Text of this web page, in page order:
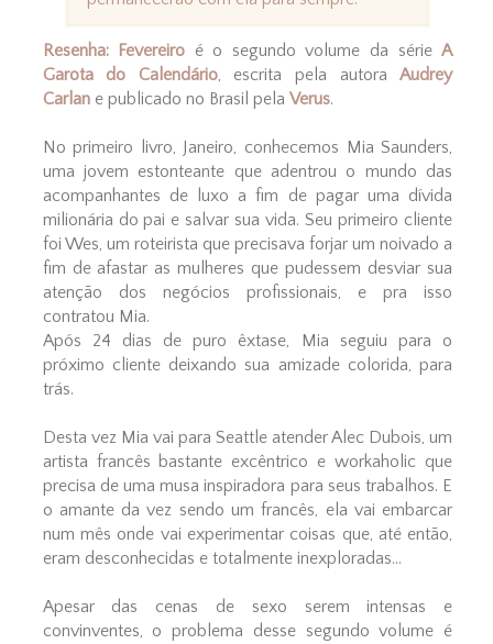
Resenha: Fevereiro é o segundo volume da sérieA
Garota do Calendário, escrita pela autoraAudrey
Carlane publicado no Brasil pela Verus.
No primeiro livro, Janeiro, conhecemos Mia Saunders,
uma jovem estonteante que adentrou o mundo das
acompanhantes de luxo a fim de pagar uma dívida
milionária do pai e salvar sua vida. Seu primeiro cliente
foi Wes, um roteirista que precisava forjar um noivado a
fim de afastar as mulheres que pudessem desviar sua
atenção dos negócios profissionais, e pra isso
contratou Mia.
Após 24 dias de puro êxtase, Mia seguiu para o
próximo cliente deixando sua amizade colorida, para
trás.
Desta vez Mia vai para Seattle atender Alec Dubois, um
artista francês bastante excêntrico e workaholic que
precisa de uma musa inspiradora para seus trabalhos. E
o amante da vez sendo um francês, ela vai embarcar
num mês onde vai experimentar coisas que, até então,
eram desconhecidas e totalmente inexploradas...
Apesar das cenas de sexo serem intensas e
convinventes, o problema desse segundo volume é